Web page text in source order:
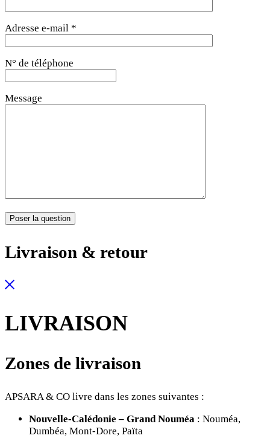
Adresse e-mail *
N° de téléphone
Message
Livraison & retour
LIVRAISON
Zones de livraison
APSARA & CO livre dans les zones suivantes :
Nouvelle-Calédonie – Grand Nouméa : Nouméa,
Dumbéa, Mont-Dore, Païta